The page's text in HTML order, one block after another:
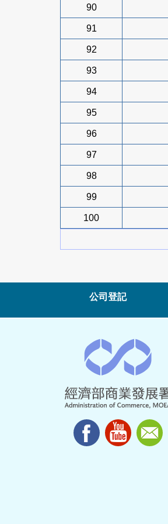
90
91
92
93
94
95
96
97
98
99
100
公司登記